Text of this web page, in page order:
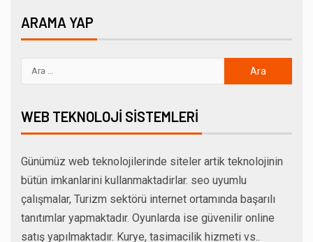
ARAMA YAP
WEB TEKNOLOJI SISTEMLERI
Günümüz web teknolojilerinde siteler artik teknolojinin
bütün imkanlarini kullanmaktadirlar. seo uyumlu
çalışmalar, Turizm sektörü internet ortamında başarılı
tanıtımlar yapmaktadır. Oyunlarda ise güvenilir online
satış yapılmaktadır. Kurye, tasimacilik hizmeti vs..